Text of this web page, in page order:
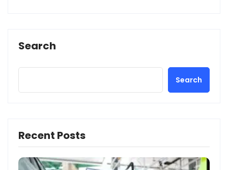
Search
Search
Recent Posts